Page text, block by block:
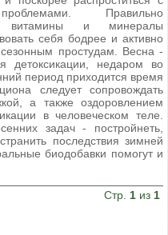
Правильно
витамины и минералы
себя бодрее и активно
сезонным простудам. Весна -
недаром во
период приходится время
следует сопровождать
а также оздоровлением
в человеческом теле.
задач - постройнеть,
последствия зимней
биодобавки помогут и
Стр. 1 из 1